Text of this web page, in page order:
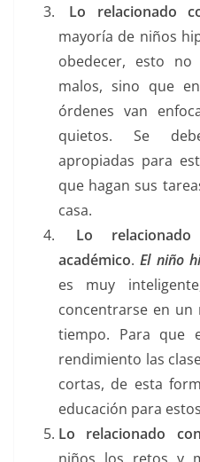
Lo relacionado
mayoría de niños
obedecer, esto
malos, sino que
órdenes van
quietos. Se
apropiadas para
que hagan sus
casa.
Lo
académico.El niño
es muy
concentrarse en
tiempo. Para que
rendimiento las
cortas, de esta
educación para
Lo relacionado
niños los retos y